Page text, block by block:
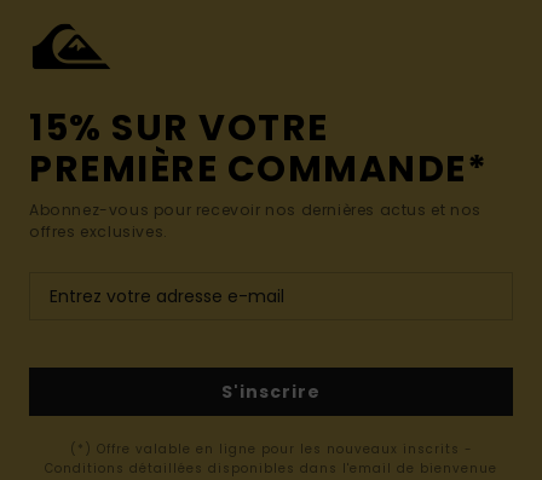
15% SUR VOTRE
PREMIÈRE COMMANDE*
Abonnez-vous pour recevoir nos dernières actus et nos
offres exclusives.
S'inscrire
(*) Offre valable en ligne pour les nouveaux inscrits -
Conditions détaillées disponibles dans l'email de bienvenue